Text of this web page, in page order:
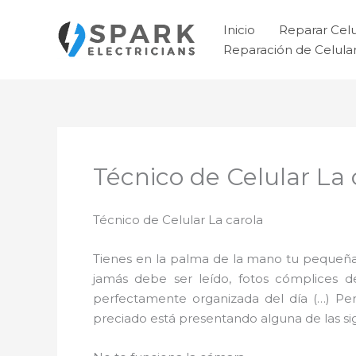
contenido
Inicio
Reparar
Reparación de
Técnico de Celular La
Técnico de Celular La carola
Tienes en la palma de la mano tu
jamás debe ser leído, fotos cómplices
perfectamente organizada del día (…)
preciado está presentando alguna de las